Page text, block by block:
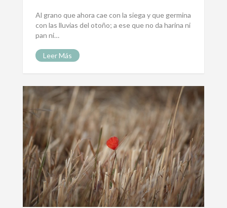
Al grano que ahora cae con la siega y que germina
con las lluvias del otoño; a ese que no da harina ni
pan ni…
Leer Más